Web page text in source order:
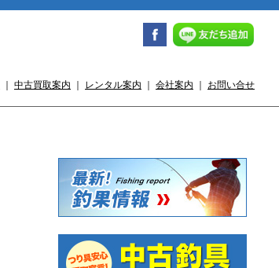
中古買取案内 レンタル案内 会社案内 お問い合せ